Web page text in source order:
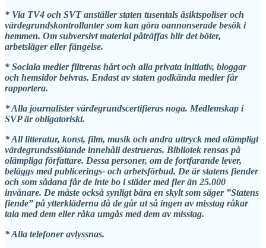
* Via TV4 och SVT anställer staten tusentals åsiktspoliser och
värdegrundskontrollanter som kan göra oannonserade besök i
hemmen. Om subversivt material påträffas blir det böter,
arbetsläger eller fängelse.
* Sociala medier filtreras hårt och alla privata initiativ, bloggar
och hemsidor beivras. Endast av staten godkända medier får
rapportera.
* Alla journalister värdegrundscertifieras noga. Medlemskap i
SVP är obligatoriskt.
* All litteratur, konst, film, musik och andra uttryck med olämpligt
värdegrundsstötande innehåll destrueras. Bibliotek rensas på
olämpliga författare. Dessa personer, om de fortfarande lever,
beläggs med publicerings- och arbetsförbud. De är statens fiender
och som sådana får de inte bo i städer med fler än 25.000
invånare. De måste också synligt bära en skylt som säger ”Statens
fiende” på ytterkläderna då de går ut så ingen av misstag råkar
tala med dem eller råka umgås med dem av misstag.
* Alla telefoner avlyssnas.